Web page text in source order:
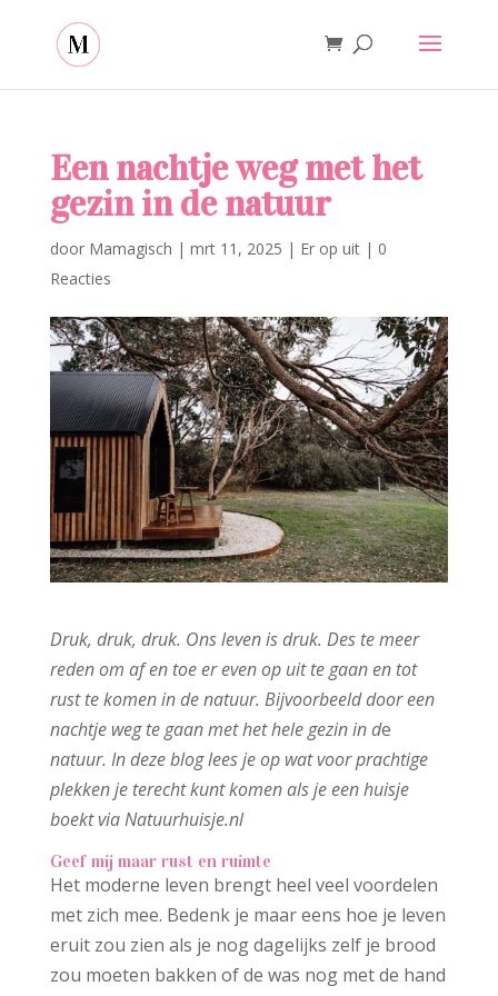
Een nachtje weg met het
gezin in de natuur
door Mamagisch | mrt 11, 2025 | Er op uit| 0
Reacties
Druk, druk, druk. Ons leven is druk. Des te meer
reden om af en toe er even op uit te gaan en tot
rust te komen in de natuur. Bijvoorbeeld door een
nachtje weg te gaan met het hele gezin in de
natuur. In deze blog lees je op wat voor prachtige
plekken je terecht kunt komen als je een huisje
boekt via Natuurhuisje.nl
Geef mij maar rust en ruimte
Het moderne leven brengt heel veel voordelen
met zich mee. Bedenk je maar eens hoe je leven
eruit zou zien als je nog dagelijks zelf je brood
zou moeten bakken of de was nog met de hand